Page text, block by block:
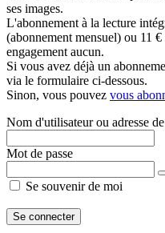
ses images.
L'abonnement à la lecture
(abonnement mensuel) ou 11
engagement aucun.
Si vous avez déjà un
via le formulaire ci-dessous.
Sinon, vous pouvez vous
Nom d'utilisateur ou adresse
Mot de passe
Se souvenir de moi